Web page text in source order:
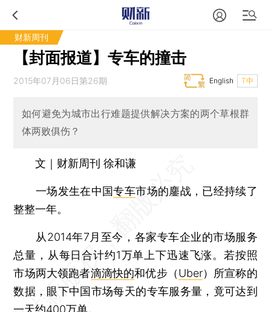
财新周刊
【封面报道】专车的撞击
2015年07月06日第26期 T中
English
如何避免为城市出行难题提供解决方案的两个草根群
体两败俱伤？
文｜财新周刊 徐和谦
一场发生在中国专车市场的鏖战，已经持续了
整整一年。
从2014年7月至今，各家专车企业的市场服务
总量，从每日合计约1万单上下迅速飞涨。若按照
市场两大领跑者滴滴快的和优步（Uber）所宣称的
数据，眼下中国市场每天的专车服务量，竟可达到
一天约400万单。